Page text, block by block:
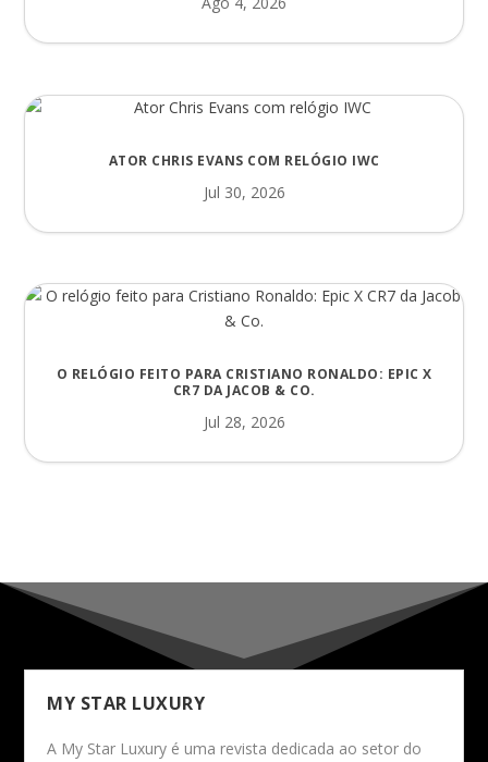
ATOR CHRIS EVANS COM RELÓGIO IWC
Jul 30, 2026
O RELÓGIO FEITO PARA CRISTIANO RONALDO: EPIC X
CR7 DA JACOB & CO.
Jul 28, 2026
MY STAR LUXURY
A My Star Luxury é uma revista dedicada ao setor do